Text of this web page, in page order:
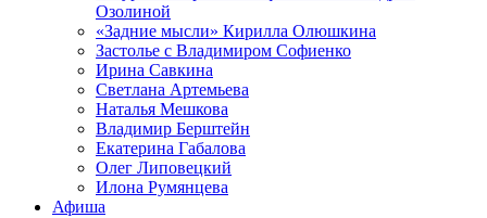
Озолиной
«Задние мысли» Кирилла Олюшкина
Застолье с Владимиром Софиенко
Ирина Савкина
Светлана Артемьева
Наталья Мешкова
Владимир Берштейн
Екатерина Габалова
Олег Липовецкий
Илона Румянцева
Афиша